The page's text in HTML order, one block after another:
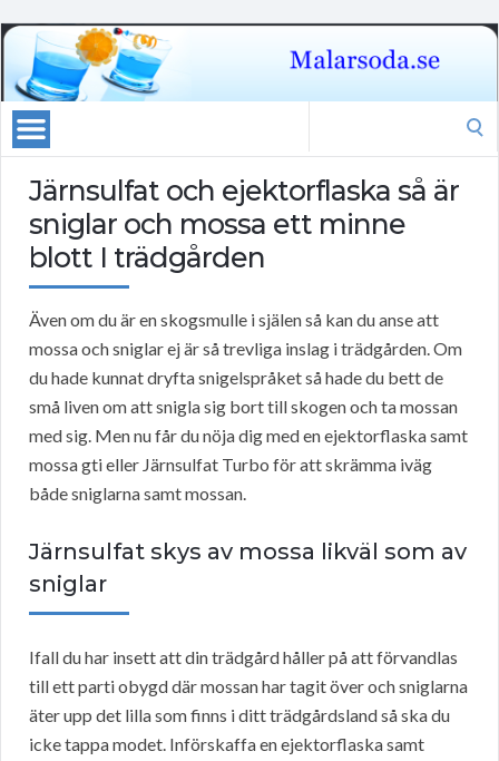
Järnsulfat och ejektorflaska så är
sniglar och mossa ett minne
blott I trädgården
Även om du är en skogsmulle i själen så kan du anse att
mossa och sniglar ej är så trevliga inslag i trädgården. Om
du hade kunnat dryfta snigelspråket så hade du bett de
små liven om att snigla sig bort till skogen och ta mossan
med sig. Men nu får du nöja dig med en ejektorflaska samt
mossa gti eller Järnsulfat Turbo för att skrämma iväg
både sniglarna samt mossan.
Järnsulfat skys av mossa likväl som av
sniglar
Ifall du har insett att din trädgård håller på att förvandlas
till ett parti obygd där mossan har tagit över och sniglarna
äter upp det lilla som finns i ditt trädgårdsland så ska du
icke tappa modet. Införskaffa en ejektorflaska samt